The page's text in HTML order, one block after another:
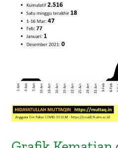
Grafik Kematian
Terjadi Meski